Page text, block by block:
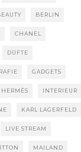
BERLIN
CHANEL
DÜFTE
GADGETS
HERMÈS INTERIEUR
KARL LAGERFELD
LIVE STREAM
MAILAND